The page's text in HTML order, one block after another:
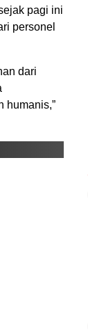
pagi ini
personel
dari
humanis,”